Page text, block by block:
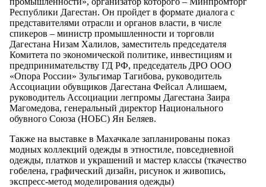
Республики Дагестан. Он пройдет в формате диалога с
представителями отрасли и органов власти, в числе
спикеров – министр промышленности и торговли
Дагестана Низам Халилов, заместитель председателя
Комитета по экономической политике, инвестициям и
предпринимательству ГД РФ, председатель ДРО ООО
«Опора России» Зульгимар Тагибова, руководитель
Ассоциации обувщиков Дагестана Фейсал Алишаем,
руководитель Ассоциации легпромы Дагестана Заира
Магомедова, генеральный директор Национального
обувного Союза (НОБС) Ян Беляев.
Также на выставке в Махачкале запланированы показ
модных коллекций одежды в этностиле, повседневной
одежды, платков и украшений и мастер классы (ткачество
гобелена, графический дизайн, рисунок и живопись,
экспресс-метод моделирования одежды)